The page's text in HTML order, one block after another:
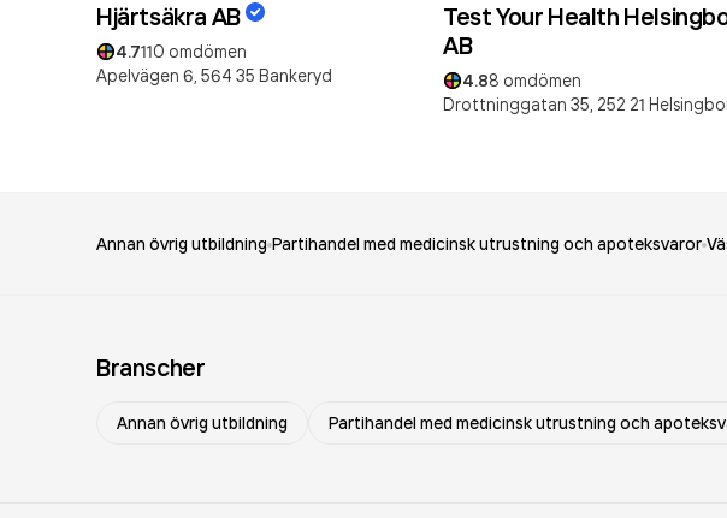
Hjärtsäkra AB
4.7110 omdömen
Apelvägen 6, 564 35 Bankeryd
Test Your Health
AB
4.88 omdömen
Drottninggatan 35, 252 21
Annan övrig utbildning Partihandel med medicinsk utrustning och apoteksvaror
Branscher
Annan övrig utbildning Partihandel med medicinsk utrustning och